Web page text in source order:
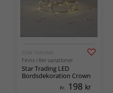
STAR TRADING
Finns i fler variationer
Star Trading LED
Bordsdekoration Crown
Fr. 198 kr